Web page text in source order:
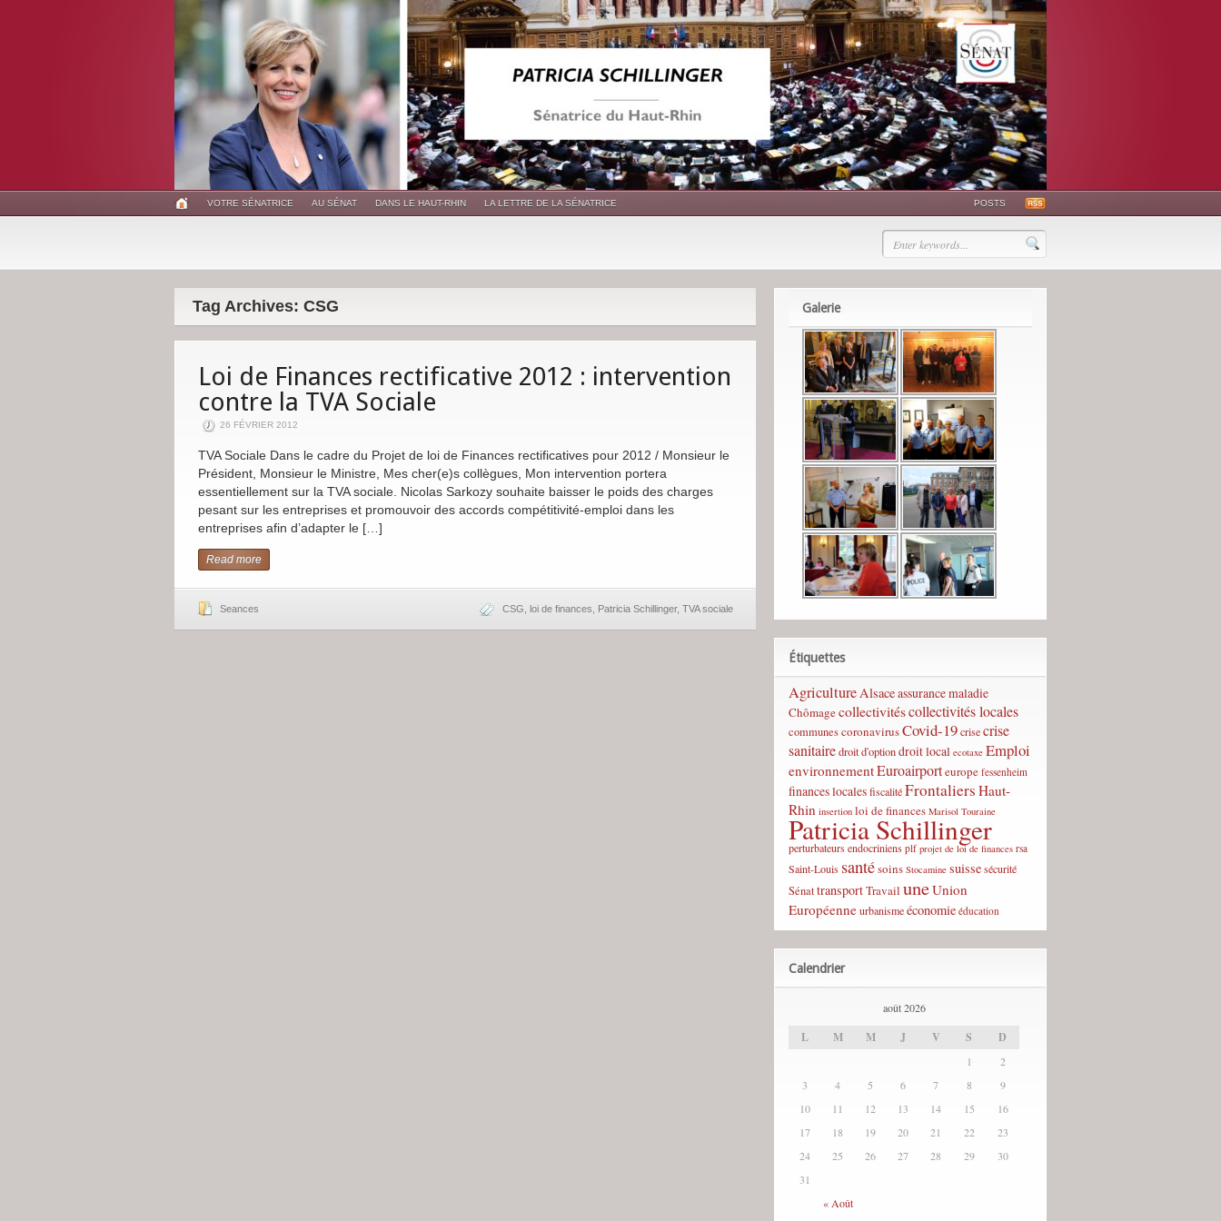
VOTRE SÉNATRICE AU SÉNAT DANS LE HAUT-RHIN LA LETTRE DE LA SÉNATRICE POSTS
Tag Archives: CSG
Loi de Finances rectificative 2012 : intervention
contre la TVA Sociale
26 FÉVRIER 2012
TVA Sociale Dans le cadre du Projet de loi de Finances rectificatives pour 2012 / Monsieur le
Président, Monsieur le Ministre, Mes cher(e)s collègues, Mon intervention portera
essentiellement sur la TVA sociale. Nicolas Sarkozy souhaite baisser le poids des charges
pesant sur les entreprises et promouvoir des accords compétitivité-emploi dans les
entreprises afin d’adapter le […]
Read more
Seances CSG loi de finances Patricia Schillinger, TVA sociale
Galerie
Étiquettes
Agriculture Alsaceassurance maladie
Chômagecollectivitéscollectivités locales
communescoronavirusCovid-19crisecrise
sanitairedroit d'optiondroit local ecotaxe Emploi
environnementEuroairporteurope fessenheim
finances localesfiscalitéFrontaliers Haut-
Rhin insertion loi de finances Marisol Touraine
Patricia Schillinger
perturbateurs endocriniens plf projet de loi de finances rsa
Saint-Louis santésoins Stocamine suissesécurité
SénattransportTravail uneUnion
Européenneurbanismeéconomie éducation
Calendrier
août 2026
L M M J V S D
« Août
1
2
3
4 5 6 7 8
9
10
11 12 13 14 15
16
17
18 19 20 21 22
23
24
25 26 27 28 29
30
31